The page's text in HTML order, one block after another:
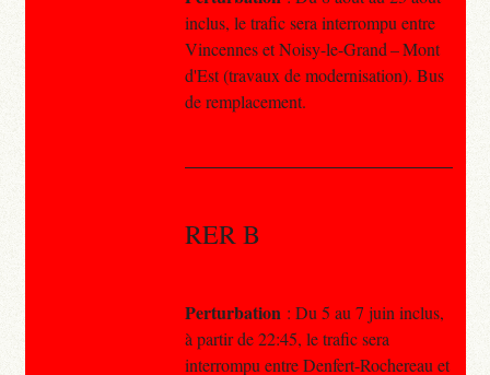
inclus, le trafic sera interrompu entre
Vincennes et Noisy-le-Grand – Mont
d'Est (travaux de modernisation). Bus
de remplacement.
RER B
Perturbation : Du 5 au 7 juin inclus,
à partir de 22:45, le trafic sera
interrompu entre Denfert-Rochereau et